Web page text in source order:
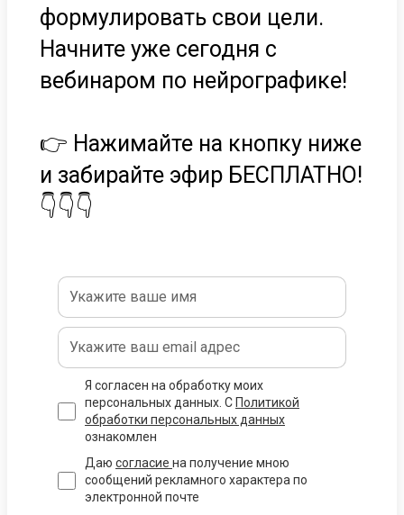
формулировать свои цели.
Начните уже сегодня с
вебинаром по нейрографике!
👉 Нажимайте на кнопку ниже
и забирайте эфир БЕСПЛАТНО!
👇👇👇
Я согласен на обработку моих
персональных данных. С Политикой
обработки персональных данных
ознакомлен
Даю согласие на получение мною
сообщений рекламного характера по
электронной почте